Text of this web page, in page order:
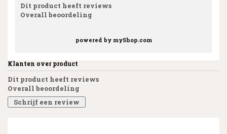
Dit product heeft reviews
Overall beoordeling
powered by myShop.com
Klanten over product
Dit product heeft reviews
Overall beoordeling
Schrijf een review